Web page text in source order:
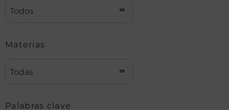
Todos
Materias
Todas
Palabras clave